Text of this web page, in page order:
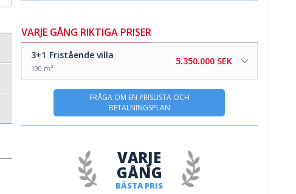
VARJE GÅNG RIKTIGA PRISER
3+1 Fristående villa
190 m²
5.350.000 SEK
FRÅGA OM EN PRISLISTA OCH
BETALNINGSPLAN
BÄSTA PRIS
VARJE
GÅNG